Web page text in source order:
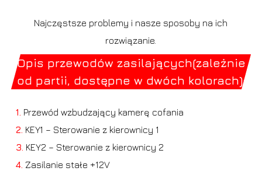
Najczęstsze problemy i nasze sposoby na ich
rozwiązanie.
Opis przewodów zasilających(zależnie
od partii, dostępne w dwóch kolorach):
1. Przewód wzbudzający kamerę cofania
2. KEY1 – Sterowanie z kierownicy 1
3. KEY2 – Sterowanie z kierownicy 2
4. Zasilanie stałe +12V